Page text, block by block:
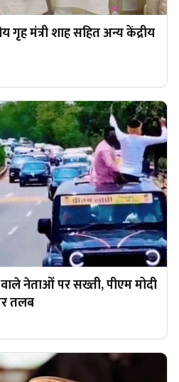
गृह मंत्री शाह सहित अन्य केंद्रीय
नेताओं पर सख्ती, पीएम मोदी
तलब